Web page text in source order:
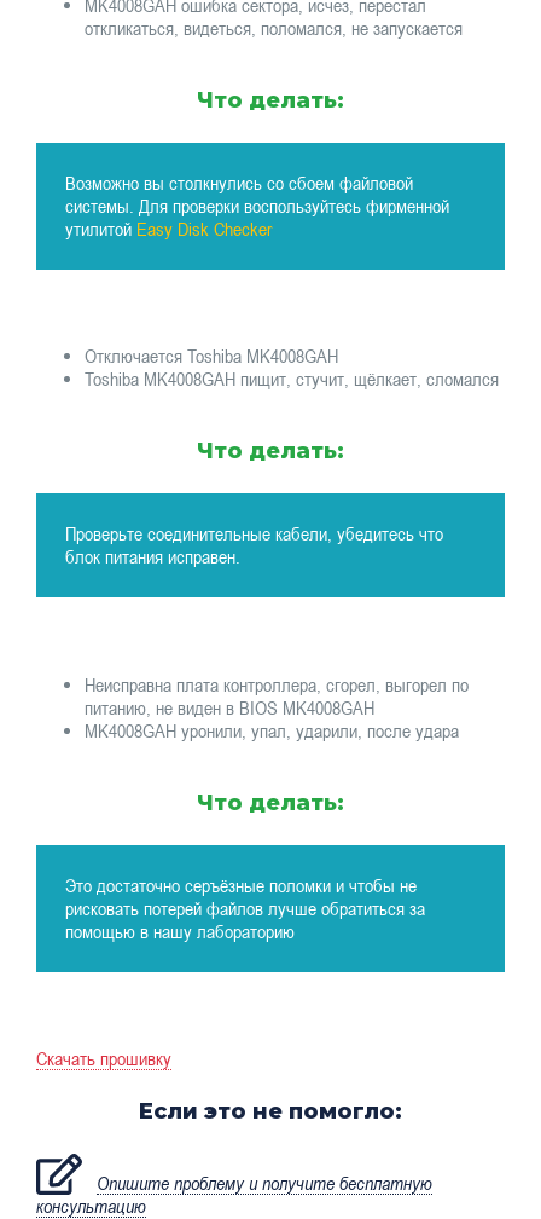
MK4008GAH ошибка сектора, исчез, перестал
откликаться, видеться, поломался, не запускается
Что делать:
Возможно вы столкнулись со сбоем файловой
системы. Для проверки воспользуйтесь фирменной
утилитой Easy Disk Checker
Отключается Toshiba MK4008GAH
Toshiba MK4008GAH пищит, стучит, щёлкает, сломался
Что делать:
Проверьте соединительные кабели, убедитесь что
блок питания исправен.
Неисправна плата контроллера, сгорел, выгорел по
питанию, не виден в BIOS MK4008GAH
MK4008GAH уронили, упал, ударили, после удара
Что делать:
Это достаточно серъёзные поломки и чтобы не
рисковать потерей файлов лучше обратиться за
помощью в нашу лабораторию
Скачать прошивку
Если это не помогло:
Опишите проблему и получите бесплатную
консультацию